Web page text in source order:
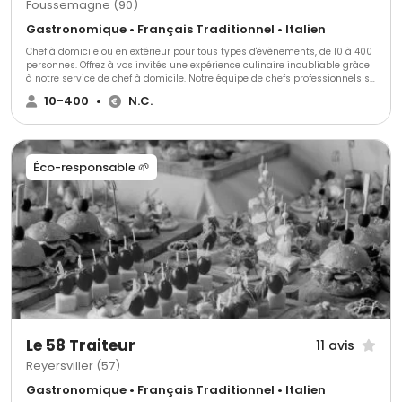
Foussemagne (90)
Gastronomique • Français Traditionnel • Italien
Chef à domicile ou en extérieur pour tous types d'évènements, de 10 à 400
personnes. Offrez à vos invités une expérience culinaire inoubliable grâce
à notre service de chef à domicile. Notre équipe de chefs professionnels se
déplacera à votre domicile ou au lieu de votre choix pour préparer des
plats frais et savoureux qui raviront vos invités. Nous offrons une variété
10-400 • N.C.
Éco-responsable 🌱
Le 58 Traiteur 11 avis
Reyersviller (57)
Gastronomique • Français Traditionnel • Italien